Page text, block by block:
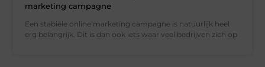
marketing campagne
Een stabiele online marketing campagne is natuurlijk heel
erg belangrijk. Dit is dan ook iets waar veel bedrijven zich op